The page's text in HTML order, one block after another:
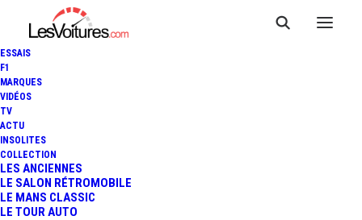
ESSAIS
F1
MARQUES
VIDÉOS
TV
ACTU
INSOLITES
COLLECTION
LES ANCIENNES
LE SALON RÉTROMOBILE
LE MANS CLASSIC
LE TOUR AUTO
ÉLECTRIQUE AVEC 750 KM